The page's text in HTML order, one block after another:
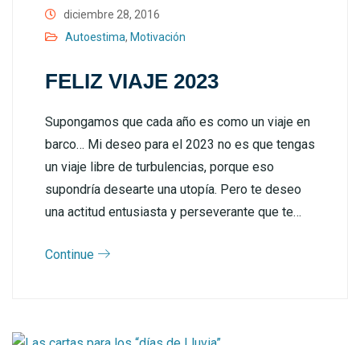
diciembre 28, 2016
Autoestima, Motivación
FELIZ VIAJE 2023
Supongamos que cada año es como un viaje en
barco… Mi deseo para el 2023 no es que tengas
un viaje libre de turbulencias, porque eso
supondría desearte una utopía. Pero te deseo
una actitud entusiasta y perseverante que te…
Continue